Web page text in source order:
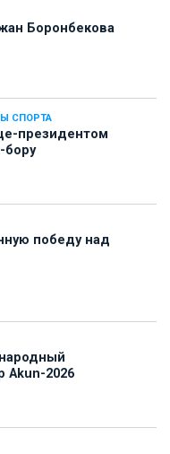
Боронбекова
СПОРТА
президентом
бору
победу над
Akun-2026